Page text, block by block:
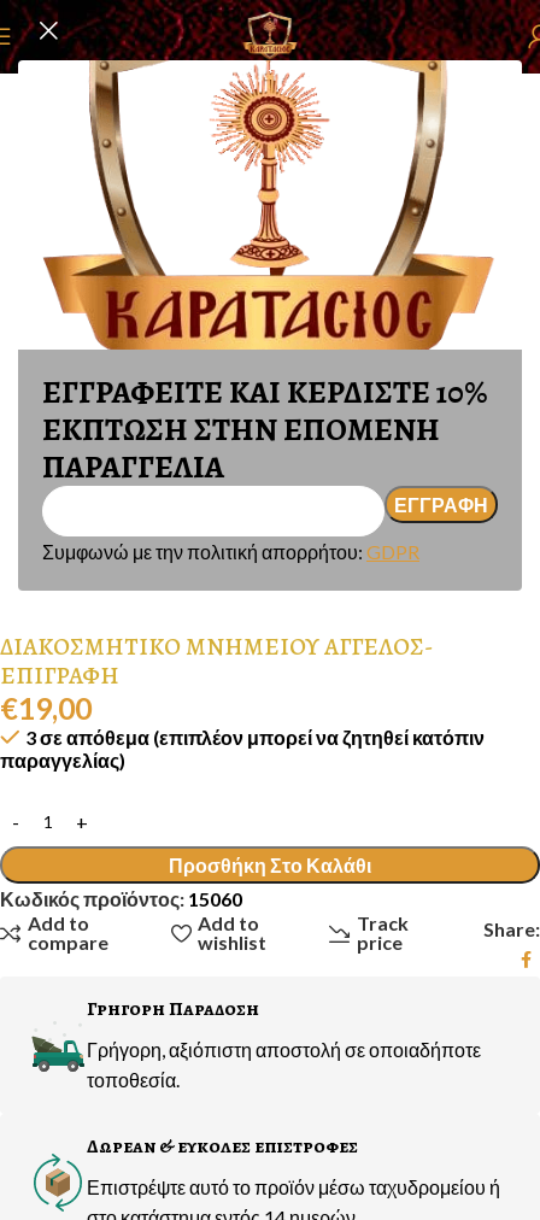
ΕΓΓΡΑΦΕΙΤΕ ΚΑΙ ΚΕΡΔΙΣΤΕ 10%
ΕΚΠΤΩΣΗ ΣΤΗΝ ΕΠΟΜΕΝΗ
ΠΑΡΑΓΓΕΛΙΑ
Συμφωνώ με την πολιτική απορρήτου: GDPR
σελίδα ΕΙΔΗ ΜΝΗΜΕΙΩΝ ΠΟΛΥΕΣΤΕΡΙΚΑ - ΑΦΙΕΡΩΣΕΙΣ
ΔΙΑΚΟΣΜΗΤΙΚΟ ΜΝΗΜΕΙΟΥ ΑΓΓΕΛΟΣ-
ΕΠΙΓΡΑΦΗ
€19,00
3 σε απόθεμα (επιπλέον μπορεί να ζητηθεί κατόπιν
παραγγελίας)
Προσθήκη Στο Καλάθι
Κωδικός προϊόντος: 15060
Add to
compare
Add to
wishlist
Track
price
Share:
Γρηγορη Παραδοση
Γρήγορη, αξιόπιστη αποστολή σε οποιαδήποτε
τοποθεσία.
Δωρεαν & ευκολες επιστροφες
Επιστρέψτε αυτό το προϊόν μέσω ταχυδρομείου ή